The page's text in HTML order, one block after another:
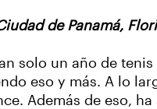
de Panamá,
solo un año de
eso y más. A lo
Además de eso,